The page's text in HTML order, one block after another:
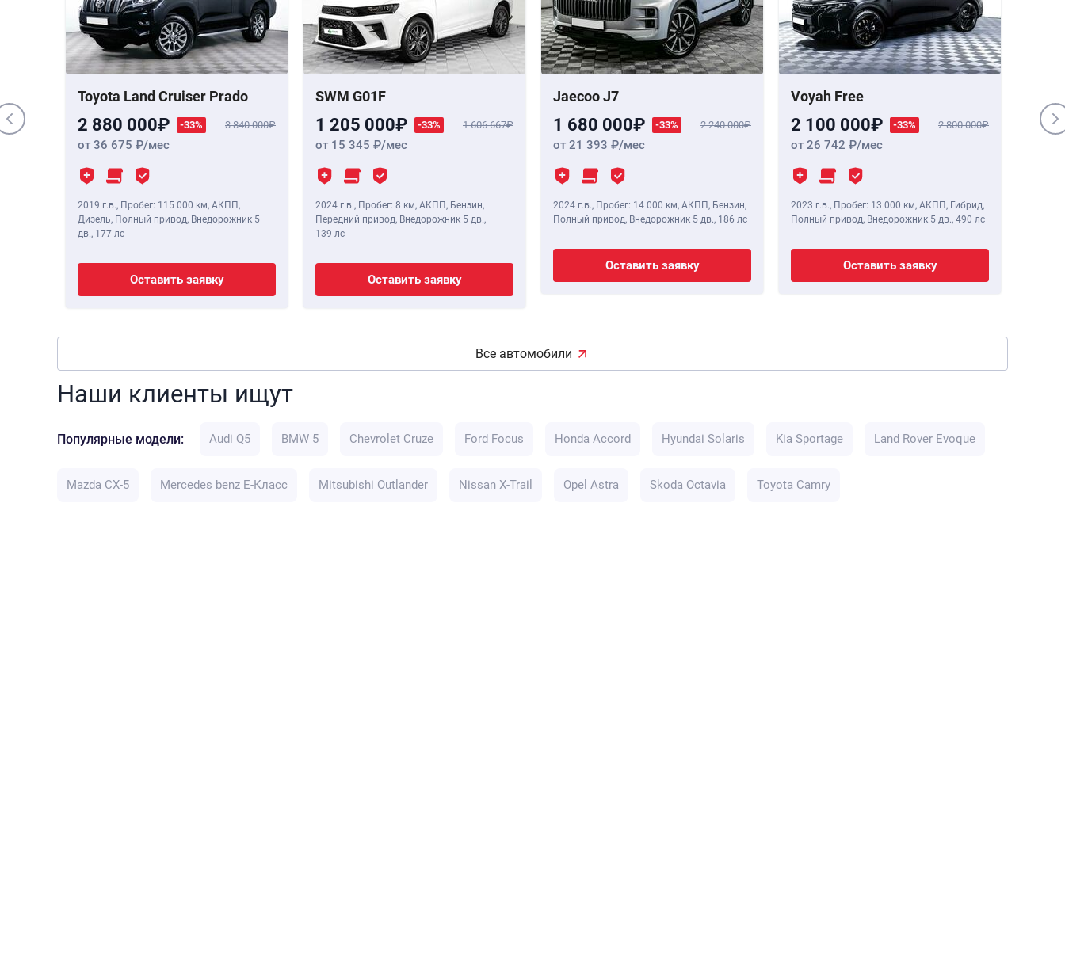
Toyota Land Cruiser Prado
2 880 000 -33% 3 840 000
от 36 675 /мес
2019 г.в., Пробег: 115 000 км, АКПП,
Дизель, Полный привод, Внедорожник 5
дв., 177 лс
Оставить заявку
SWM G01F
1 205 000 -33% 1 606 667
от 15 345 /мес
2024 г.в., Пробег: 8 км, АКПП, Бензин,
Передний привод, Внедорожник 5 дв.,
139 лс
Оставить заявку
Jaecoo J7
1 680 000 -33% 2 240 000
от 21 393 /мес
2024 г.в., Пробег: 14 000 км, АКПП, Бензин,
Полный привод, Внедорожник 5 дв., 186 лс
Оставить заявку
Voyah Free
2 100 000 -33% 2 800 000
от 26 742 /мес
2023 г.в., Пробег: 13 000 км, АКПП, Гибрид,
Полный привод, Внедорожник 5 дв., 490 лс
Оставить заявку
1
Все автомобили
Наши клиенты ищут
Популярные модели: Audi Q5 BMW 5 Chevrolet Cruze Ford Focus Honda Accord Hyundai Solaris Kia Sportage Land Rover Evoque
Mazda CX-5 Mercedes benz E-Класс Mitsubishi Outlander Nissan X-Trail Opel Astra Skoda Octavia Toyota Camry